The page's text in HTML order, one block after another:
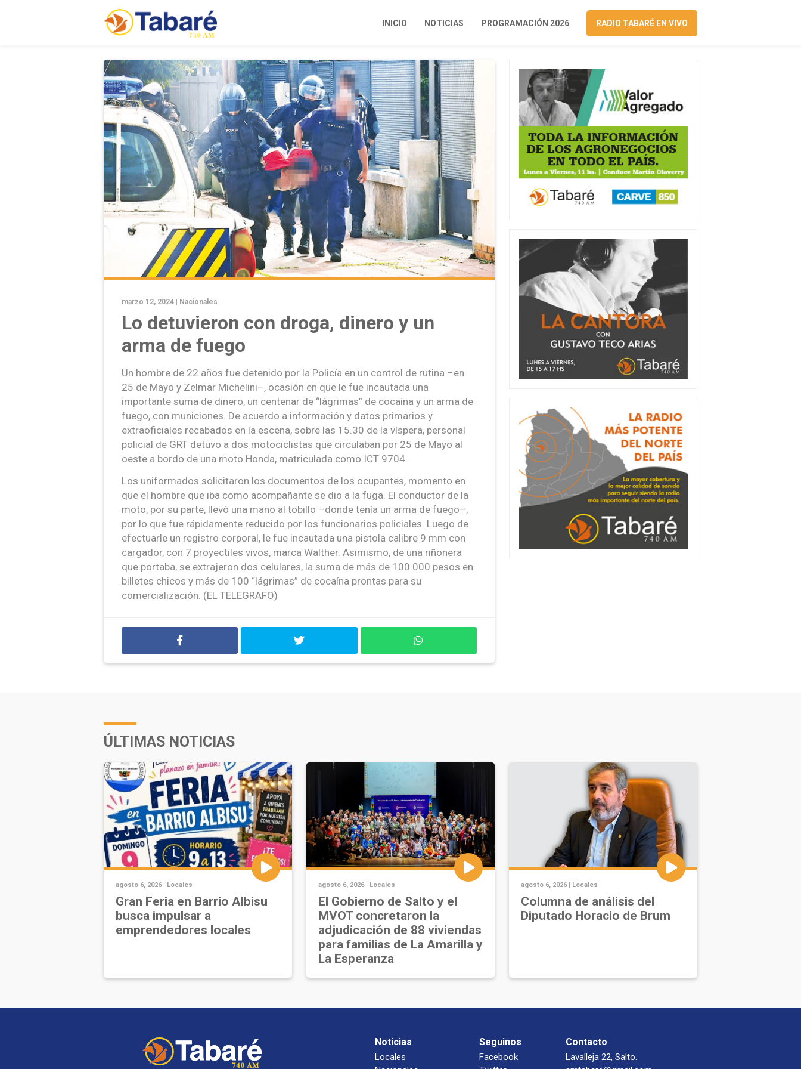
INICIO NOTICIAS PROGRAMACIÓN 2026 RADIO TABARÉ EN VIVO
marzo 12, 2024 | Nacionales
Lo detuvieron con droga, dinero y un
arma de fuego
Un hombre de 22 años fue detenido por la Policía en un control de rutina –en
25 de Mayo y Zelmar Michelini–, ocasión en que le fue incautada una
importante suma de dinero, un centenar de “lágrimas” de cocaína y un arma de
fuego, con municiones. De acuerdo a información y datos primarios y
extraoficiales recabados en la escena, sobre las 15.30 de la víspera, personal
policial de GRT detuvo a dos motociclistas que circulaban por 25 de Mayo al
oeste a bordo de una moto Honda, matriculada como ICT 9704.
Los uniformados solicitaron los documentos de los ocupantes, momento en
que el hombre que iba como acompañante se dio a la fuga. El conductor de la
moto, por su parte, llevó una mano al tobillo –donde tenía un arma de fuego–,
por lo que fue rápidamente reducido por los funcionarios policiales. Luego de
efectuarle un registro corporal, le fue incautada una pistola calibre 9 mm con
cargador, con 7 proyectiles vivos, marca Walther. Asimismo, de una riñonera
que portaba, se extrajeron dos celulares, la suma de más de 100.000 pesos en
billetes chicos y más de 100 “lágrimas” de cocaína prontas para su
comercialización. (EL TELEGRAFO)
ÚLTIMAS NOTICIAS
agosto 6, 2026 | Locales
Gran Feria en Barrio Albisu
busca impulsar a
emprendedores locales
agosto 6, 2026 | Locales
El Gobierno de Salto y el
MVOT concretaron la
adjudicación de 88 viviendas
para familias de La Amarilla y
La Esperanza
agosto 6, 2026 | Locales
Columna de análisis del
Diputado Horacio de Brum
Noticias
Locales
Seguinos
Facebook
Contacto
Lavalleja 22, Salto.